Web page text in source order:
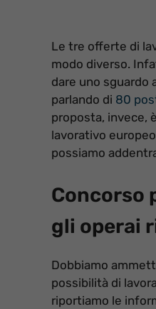
Le tre offerte di
modo diverso.
dare uno sguardo
parlando di 80
proposta, invece,
lavorativo
possiamo
Concorso
gli operai
Dobbiamo
possibilità di
riportiamo le